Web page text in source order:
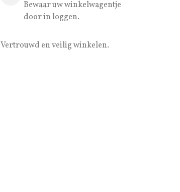
Bewaar uw winkelwagentje
door in loggen.
Vertrouwd en veilig winkelen.